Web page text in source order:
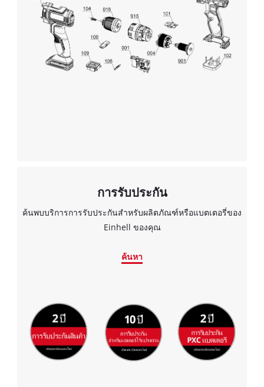
การรับประกัน
ค้นพบบริการการรับประกันสำหรับผลิตภัณฑ์หรือแบตเตอรี่ของ
Einhell ของคุณ
ค้นหา